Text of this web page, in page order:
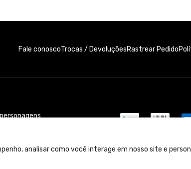
analisar como você interage em nosso site e
Fale conoscoTrocas / DevoluçõesRastrear Pedido